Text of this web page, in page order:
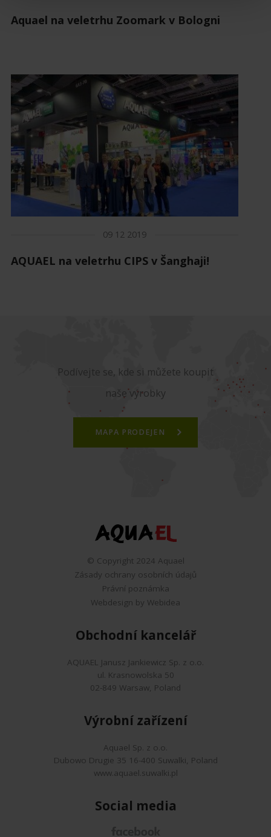
Aquael na veletrhu Zoomark v Bologni
09 12 2019
AQUAEL na veletrhu CIPS v Šanghaji!
Podívejte se, kde si můžete koupit
naše výrobky
MAPA PRODEJEN
© Copyright 2024 Aquael
Zásady ochrany osobních údajů
Právní poznámka
Webdesign by Webidea
Obchodní kancelář
AQUAEL Janusz Jankiewicz Sp. z o.o.
ul. Krasnowolska 50
02-849 Warsaw, Poland
Výrobní zařízení
Aquael Sp. z o.o.
Dubowo Drugie 35 16-400 Suwalki, Poland
www.aquael.suwalki.pl
Social media